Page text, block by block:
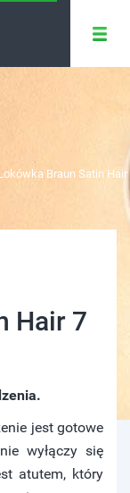
Braun Satin Hair
Hair 7
jest gotowe
wyłączy się
atutem, który